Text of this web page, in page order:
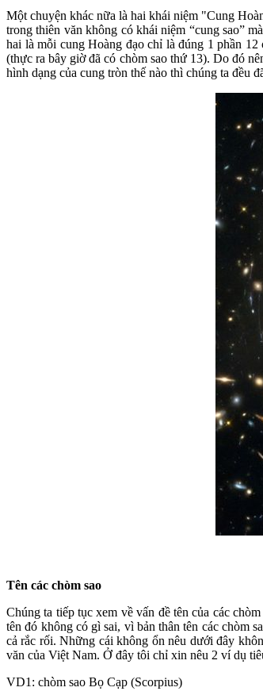
Một chuyện khác nữa là hai khái niệm "Cung
trong thiên văn không có khái niệm “cung sao”
hai là mỗi cung Hoàng đạo chỉ là đúng 1 phần
(thực ra bây giờ đã có chòm sao thứ 13). Do đó
hình dạng của cung tròn thế nào thì chúng ta đều
Tên các chòm sao
Chúng ta tiếp tục xem về vấn đề tên của các
tên đó không có gì sai, vì bản thân tên các chòm
cả rắc rối. Những cái không ổn nêu dưới đây
văn của Việt Nam. Ở đây tôi chỉ xin nêu 2 ví dụ
VD1: chòm sao Bọ Cạp (Scorpius)